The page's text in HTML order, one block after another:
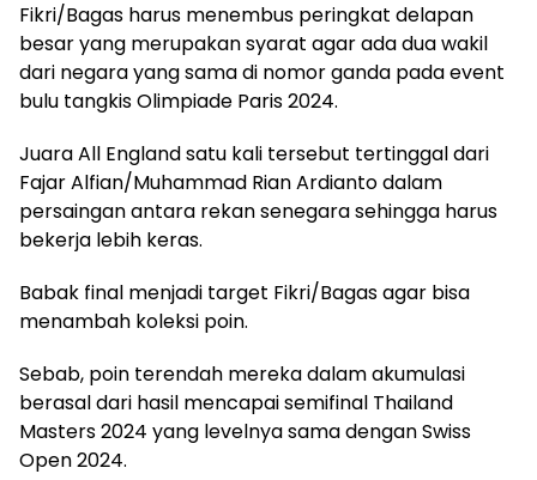
Fikri/Bagas harus menembus peringkat delapan
besar yang merupakan syarat agar ada dua wakil
dari negara yang sama di nomor ganda pada event
bulu tangkis Olimpiade Paris 2024.
Juara All England satu kali tersebut tertinggal dari
Fajar Alfian/Muhammad Rian Ardianto dalam
persaingan antara rekan senegara sehingga harus
bekerja lebih keras.
Babak final menjadi target Fikri/Bagas agar bisa
menambah koleksi poin.
Sebab, poin terendah mereka dalam akumulasi
berasal dari hasil mencapai semifinal Thailand
Masters 2024 yang levelnya sama dengan Swiss
Open 2024.